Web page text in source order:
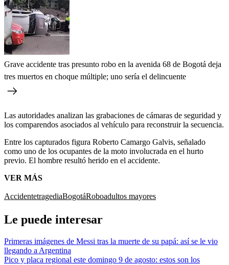
Grave accidente tras presunto robo en la avenida 68 de Bogotá deja
tres muertos en choque múltiple; uno sería el delincuente
Las autoridades analizan las grabaciones de cámaras de seguridad y
los comparendos asociados al vehículo para reconstruir la secuencia.
Entre los capturados figura Roberto Camargo Galvis, señalado
como uno de los ocupantes de la moto involucrada en el hurto
previo. El hombre resultó herido en el accidente.
VER MÁS
AccidentetragediaBogotáRoboadultos mayores
Le puede interesar
Primeras imágenes de Messi tras la muerte de su papá: así se le vio
llegando a Argentina
Pico y placa regional este domingo 9 de agosto: estos son los